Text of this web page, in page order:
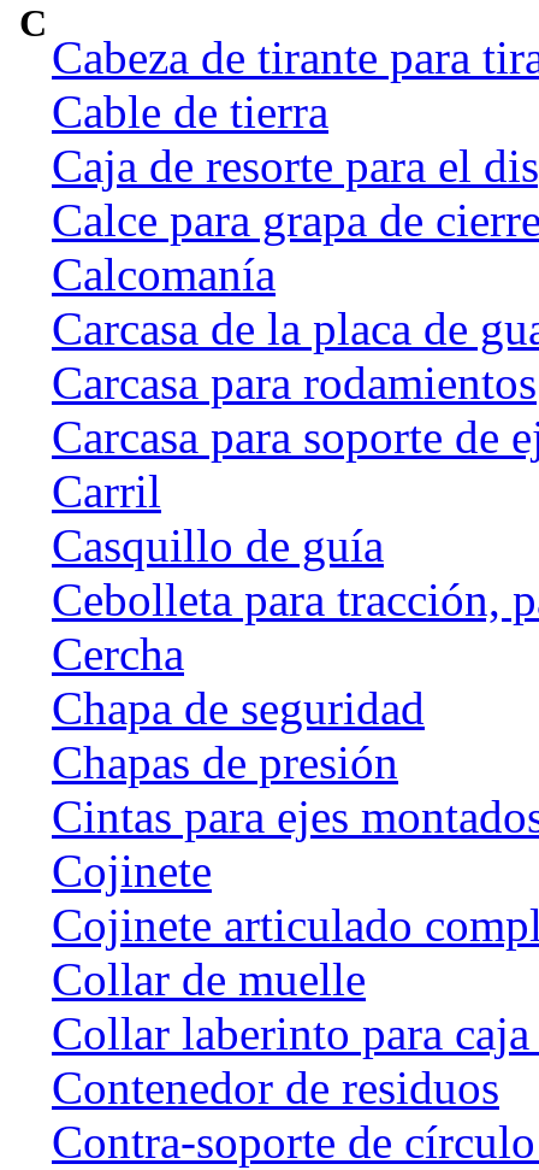
C
Cabeza de tirante para
Cable de tierra
Caja de resorte para el
Calce para grapa de
Calcomanía
Carcasa de la placa de
Carcasa para rodamientos
Carcasa para soporte de
Carril
Casquillo de guía
Cebolleta para tracción,
Cercha
Chapa de seguridad
Chapas de presión
Cintas para ejes
Cojinete
Cojinete articulado
Collar de muelle
Collar laberinto para
Contenedor de residuos
Contra-soporte de